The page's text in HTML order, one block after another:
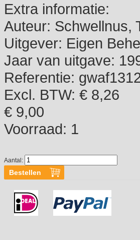
Extra informatie:
Auteur: Schwellnus,
Uitgever: Eigen
Jaar van uitgave:
Referentie:
Excl. BTW: € 8,26
€ 9,00
Voorraad: 1
Aantal: